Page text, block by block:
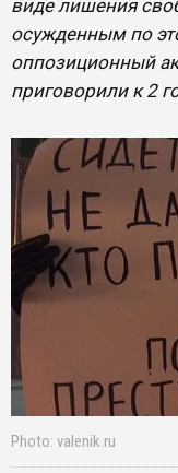
виде лишения
осужденным по
оппозиционный
приговорили к 2
Photo: valenik.ru